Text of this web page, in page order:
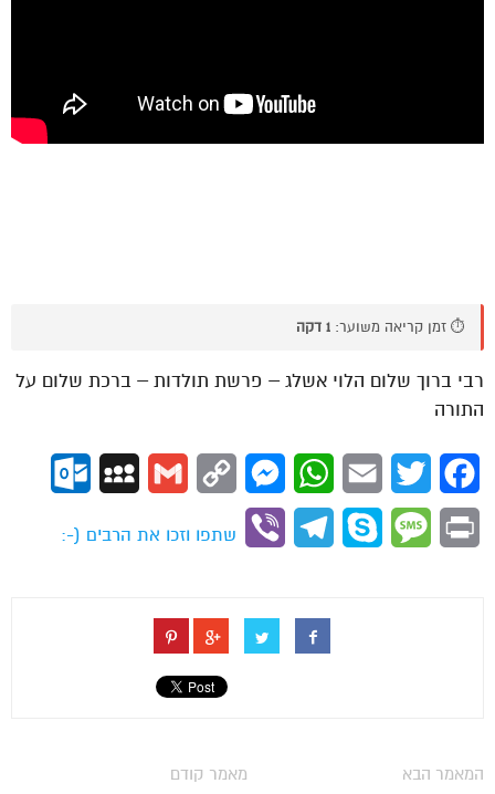
⏱️ זמן קריאה משוער: 1 דקה
רבי ברוך שלום הלוי אשלג – פרשת תולדות – ברכת שלום על
התורה
Facebook
Twitter
Email
WhatsApp
Messenger
Copy
Gmail
MySpace
Print
Message
Skype
Telegram
Viber
שתפו וזכו את הרבים (-:
מאמר קודם
המאמר הבא